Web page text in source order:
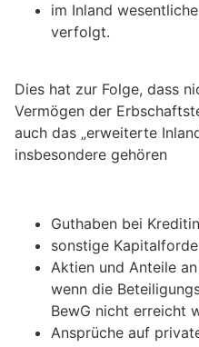
im Inland
verfolgt.
Dies hat zur Folge, dass
Vermögen der
auch das „erweiterte
insbesondere gehören
Guthaben bei
sonstige
Aktien und Anteile
wenn die
BewG nicht erreicht
Ansprüche auf